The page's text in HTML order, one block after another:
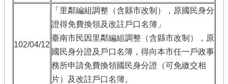
102/04/12
「里鄰編組調整（含縣市改制），原國民身分
證得免費換領及改註戶口名簿」
臺南市民因里鄰編組調整（含縣市改制），原
國民身分證及戶口名簿，得向本市任一戶政事
務所申請免費換領國民身分證（可免繳交相
片）及改註戶口名簿。